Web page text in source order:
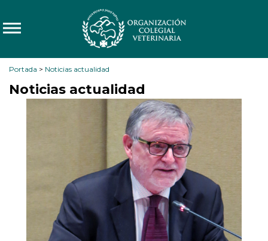
Portada > Noticias actualidad
Noticias actualidad